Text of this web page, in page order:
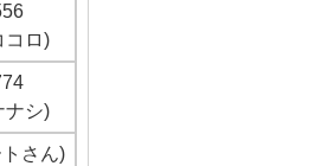
コロ)
ナシ)
さん)